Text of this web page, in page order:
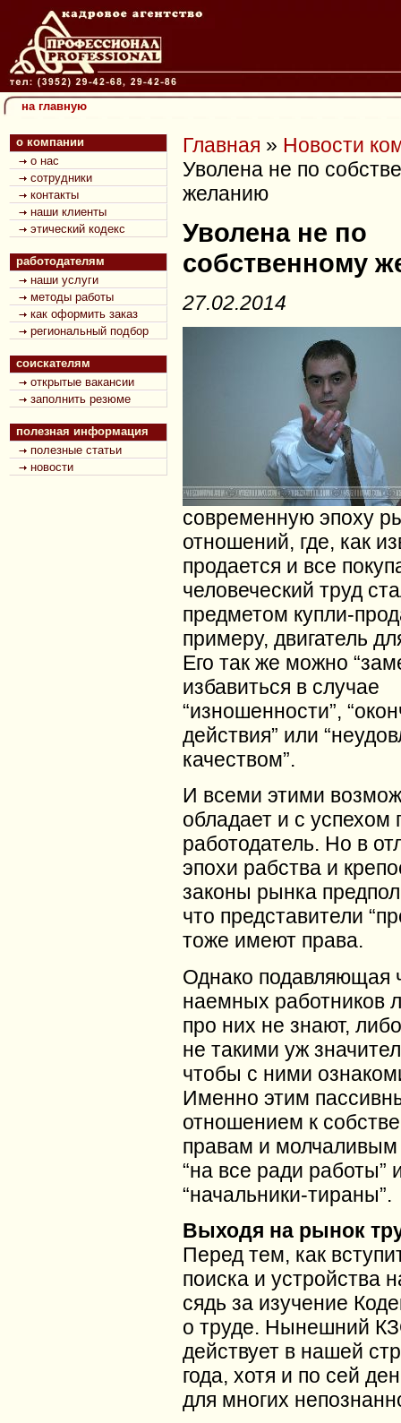
на главную
о компании
о нас
сотрудники
контакты
наши клиенты
этический кодекс
работодателям
наши услуги
методы работы
как оформить заказ
региональный подбор
соискателям
открытые вакансии
заполнить резюме
полезная информация
полезные статьи
новости
Главная » Новости
Уволена не по
желанию
Уволена не по
собственному
27.02.2014
современную эпоху
отношений, где, как
продается и все
человеческий труд
предметом купли-
примеру, двигатель
Его так же можно
избавиться в случае
“изношенности”,
действия” или
качеством”.
И всеми этими
обладает и с успехом
работодатель. Но в
эпохи рабства и
законы рынка
что представители
тоже имеют права.
Однако подавляющая
наемных работников
про них не знают,
не такими уж
чтобы с ними
Именно этим
отношением к
правам и молчаливым
“на все ради работы”
“начальники-тираны”.
Выходя на рынок
Перед тем, как
поиска и устройства
сядь за изучение
о труде. Нынешний
действует в нашей
года, хотя и по сей
для многих